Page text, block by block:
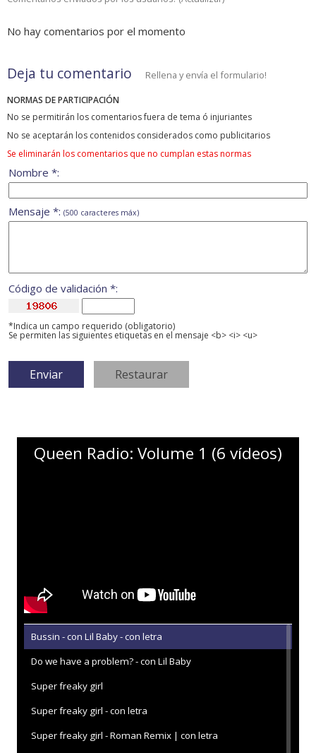
No hay comentarios por el momento
Deja tu comentario Rellena y envía el formulario!
NORMAS DE PARTICIPACIÓN
No se permitirán los comentarios fuera de tema ó injuriantes
No se aceptarán los contenidos considerados como publicitarios
Se eliminarán los comentarios que no cumplan estas normas
Nombre *:
Mensaje *: (500 caracteres máx)
Código de validación *:
*Indica un campo requerido (obligatorio)
Se permiten las siguientes etiquetas en el mensaje <b> <i> <u>
Queen Radio: Volume 1 (6 vídeos)
Bussin - con Lil Baby - con letra
Do we have a problem? - con Lil Baby
Super freaky girl
Super freaky girl - con letra
Super freaky girl - Roman Remix | con letra